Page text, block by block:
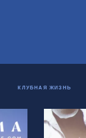
КЛУБНАЯ ЖИЗНЬ